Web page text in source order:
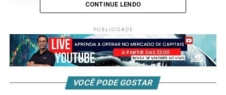
tanto para estudantes de economia quanto para
profissionais que buscam compreender melhor esse
fenômeno e suas implicações práticas.
CONTINUE LENDO
PUBLICIDADE
VOCÊ PODE GOSTAR